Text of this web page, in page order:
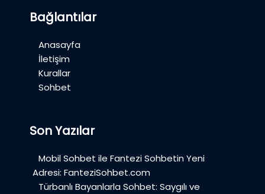
Bağlantılar
Anasayfa
İletişim
Kurallar
Sohbet
Son Yazılar
Mobil Sohbet ile Fantezi Sohbetin Yeni
Adresi: FanteziSohbet.com
Türbanlı Bayanlarla Sohbet: Saygılı ve